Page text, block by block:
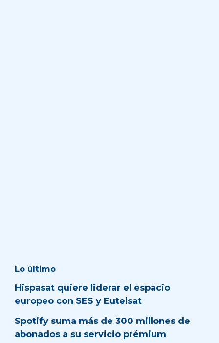
Lo último
Hispasat quiere liderar el espacio
europeo con SES y Eutelsat
Spotify suma más de 300 millones de
abonados a su servicio prémium